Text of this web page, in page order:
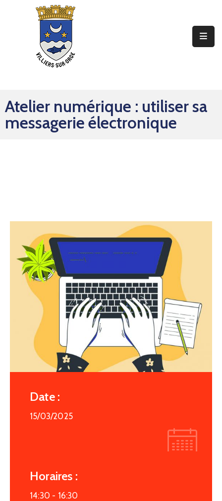
Mes
Sorties
Atelier numérique : utiliser sa
messagerie électronique
Date :
15/03/2025
Horaires :
14:30 - 16:30